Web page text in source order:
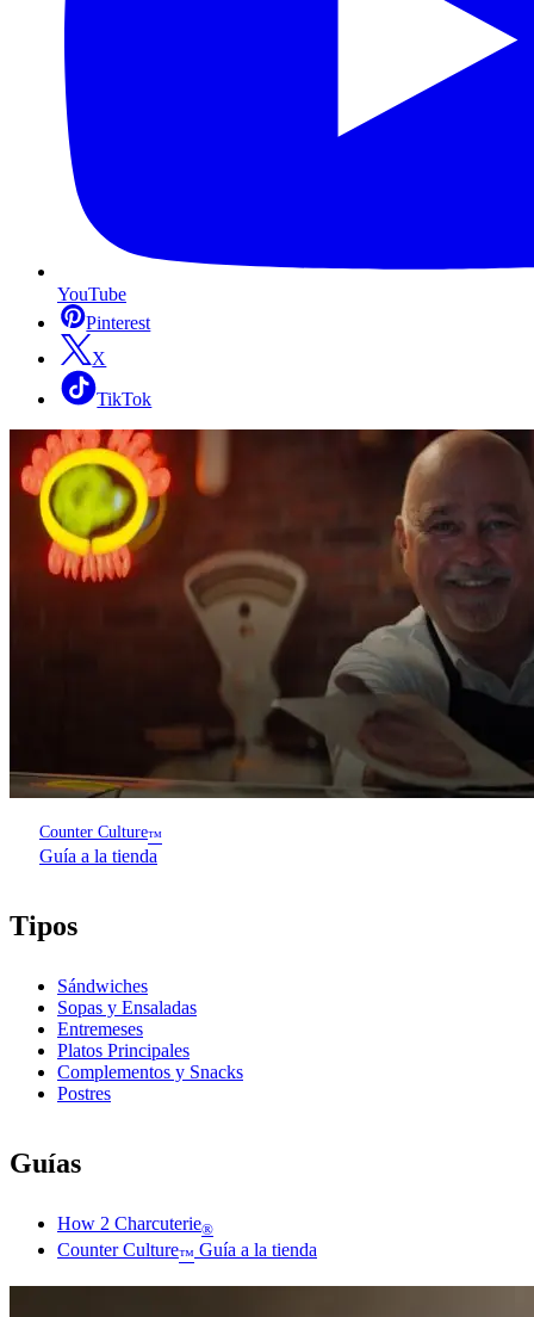
YouTube
Pinterest
X
TikTok
Counter Culture™
Guía a la tienda
Tipos
Sándwiches
Sopas y Ensaladas
Entremeses
Platos Principales
Complementos y Snacks
Postres
Guías
How 2 Charcuterie®
Counter Culture™ Guía a la tienda